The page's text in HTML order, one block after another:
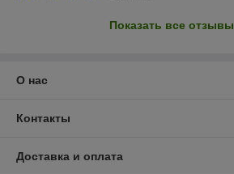
Показать все отзывы
О нас
Контакты
Доставка и оплата